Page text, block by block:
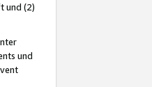
und (2)
und